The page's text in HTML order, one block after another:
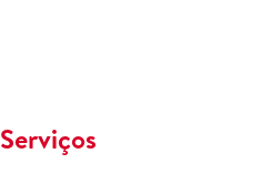
Serviços